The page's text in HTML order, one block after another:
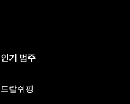
인기 범주
드랍쉬핑